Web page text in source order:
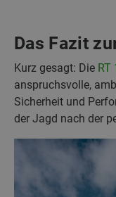
Das Fazit
Kurz gesagt: Die RT
anspruchsvolle,
Sicherheit und
der Jagd nach der